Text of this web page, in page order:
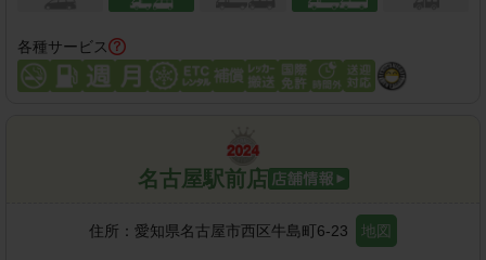
各種サービス
名古屋駅前店
住所： 愛知県名古屋市西区牛島町6-23 地図